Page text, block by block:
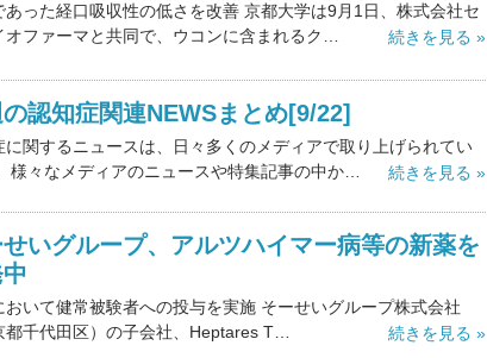
あった経口吸収性の低さを改善 京都大学は9月1日、株式会社セ
オファーマと共同で、ウコンに含まれるク…
続きを見る »
認知症関連NEWSまとめ[9/22]
に関するニュースは、日々多くのメディアで取り上げられてい
様々なメディアのニュースや特集記事の中か…
続きを見る »
いグループ、アルツハイマー病等の新薬を
おいて健常被験者への投与を実施 そーせいグループ株式会社
都千代田区）の子会社、Heptares T…
続きを見る »